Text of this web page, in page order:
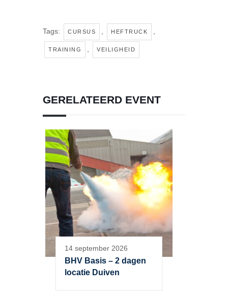
Tags: CURSUS HEFTRUCK
TRAINING VEILIGHEID
GERELATEERD EVENT
14 september 2026
BHV Basis – 2 dagen
locatie Duiven